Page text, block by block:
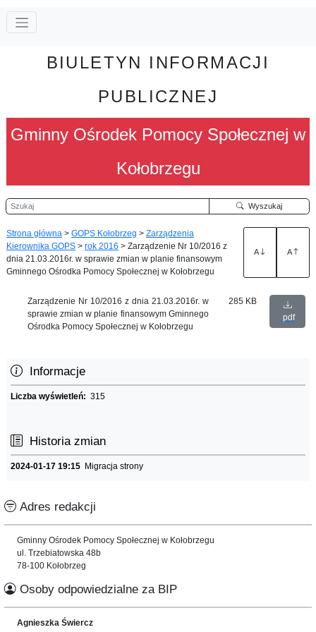
BIULETYN INFORMACJI
PUBLICZNEJ
Gminny Ośrodek Pomocy Społecznej w
Kołobrzegu
Szukaj Wyszukaj
Strona główna > GOPS Kołobrzeg > Zarządzenia
Kierownika GOPS > rok 2016 > Zarządzenie Nr 10/2016 z
dnia 21.03.2016r. w sprawie zmian w planie finansowym
Gminnego Ośrodka Pomocy Społecznej w Kołobrzegu
A A
Zarządzenie Nr 10/2016 z dnia 21.03.2016r. w
sprawie zmian w planie finansowym Gminnego
Ośrodka Pomocy Społecznej w Kołobrzegu
285 KB
pdf
Informacje
Liczba wyświetleń: 315
Historia zmian
2024-01-17 19:15 Migracja strony
Adres redakcji
Gminny Ośrodek Pomocy Społecznej w Kołobrzegu
ul. Trzebiatowska 48b
78-100 Kołobrzeg
Osoby odpowiedzialne za BIP
Agnieszka Świercz